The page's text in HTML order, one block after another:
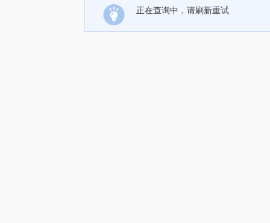
正在查询中，请刷新重试